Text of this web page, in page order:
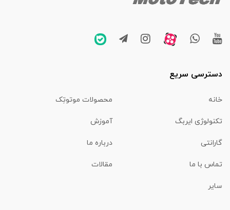
دسترسی سریع
خانه محصولات موتوتِک
تکنولوژی ایربگ آموزش
گارانتی درباره ما
تماس با ما مقالات
سایر